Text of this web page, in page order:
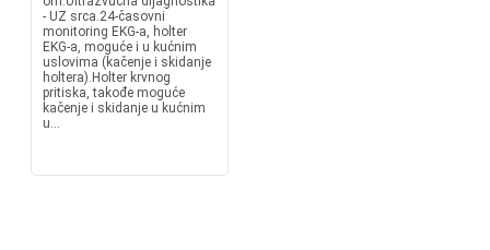
- UZ srca.24-časovni
monitoring EKG-a, holter
EKG-a, moguće i u kućnim
uslovima (kačenje i skidanje
holtera).Holter krvnog
pritiska, takođe moguće
kačenje i skidanje u kućnim
u...